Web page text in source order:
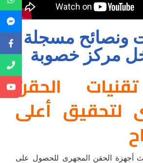
ونصائح مسجلة
مركز خصوبة
الحقن
لتحقيق أعلى
أجهزة الحقن المجهرى للحصول على